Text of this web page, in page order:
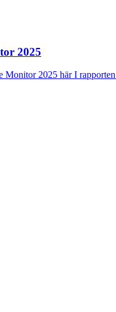
2025
Monitor 2025 här I